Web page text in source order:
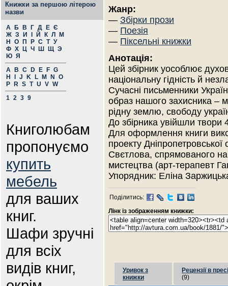
Книжки за першою літерою
назви
А Б В Г Д Е Є
Ж З И Й К Л
М
Н
О П Р С Т У
Ф Х Ц Ч Ш Щ Э
Ю Я
A
B C D E F G
H
J K L M N
O
P
R S T U V W
1 2 3 9
Книголюбам
пропонуємо
купить
мебель
для ваших
книг.
Шафи зручні
для всіх
видів книг,
Жанр:
— Збірки прози
— Поезія
— Піксельні книжки
Анотація:
Цей збірник уособлює
національну гідність й
Сучасні письменники
образ нашого захисника –
рідну землю, свободу
До збірника увійшли твори
Для оформлення книги
проекту
Свєтлова, спрямованого
мистецтва (арт-терапевт
Упорядник: Еліна
Поділитись:
Лінк із зображенням книжки:
Уривок з
книжки
Рецензії в пресі
(9)